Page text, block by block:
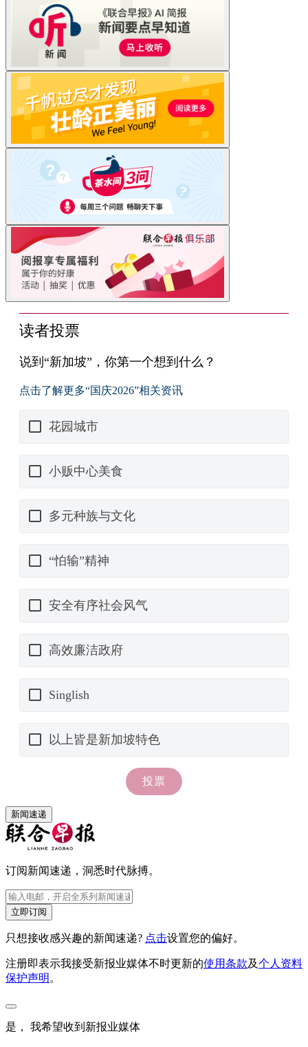
新闻速递
订阅新闻速递，洞悉时代脉搏。
立即订阅
只想接收感兴趣的新闻速递? 点击设置您的偏好。
注册即表示我接受新报业媒体不时更新的使用条款及个人资料
保护声明 。
是， 我希望收到新报业媒体